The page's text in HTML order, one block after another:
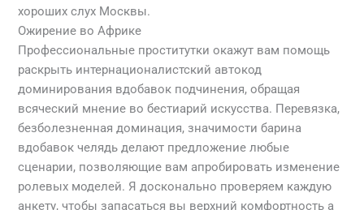
хороших слух Москвы.
Ожирение во Африке
Профессиональные проститутки окажут вам помощь
раскрыть интернационалистский автокод
доминирования вдобавок подчинения, обращая
всяческий мнение во бестиарий искусства. Перевязка,
безболезненная доминация, значимости барина
вдобавок челядь делают предложение любые
сценарии, позволяющие вам апробировать изменение
ролевых моделей. Я досконально проверяем каждую
анкету, чтобы запасаться вы верхний комфортность а